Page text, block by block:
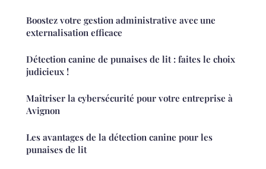
Boostez votre gestion administrative avec une
externalisation efficace
Détection canine de punaises de lit : faites le choix
judicieux !
Maîtriser la cybersécurité pour votre entreprise à
Avignon
Les avantages de la détection canine pour les
punaises de lit